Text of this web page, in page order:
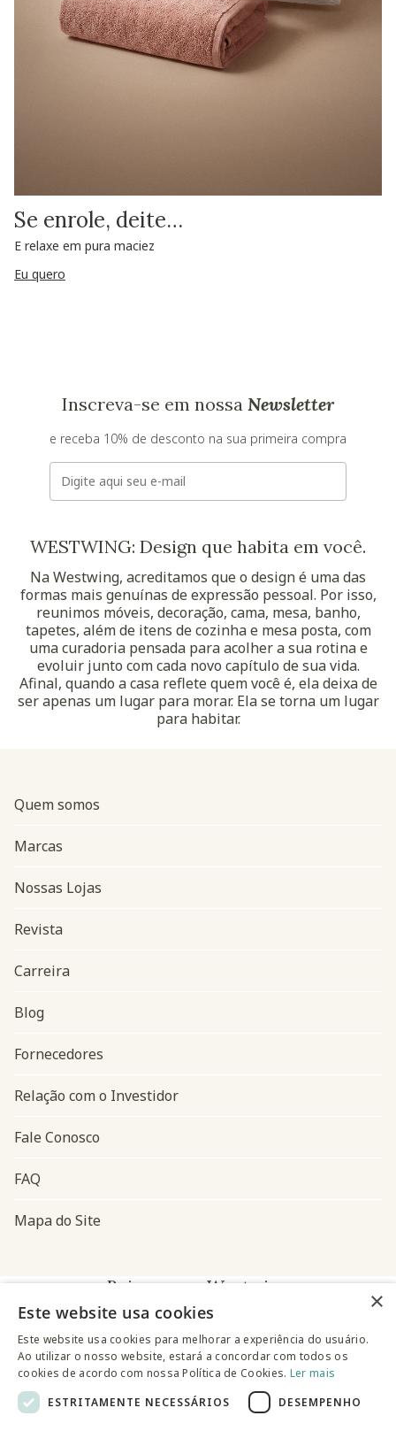
Se enrole, deite…
E relaxe em pura maciez
Eu quero
Inscreva-se em nossa Newsletter
e receba 10% de desconto na sua primeira compra
E-mail
WESTWING: Design que habita em você.
Na Westwing, acreditamos que o design é uma das
formas mais genuínas de expressão pessoal. Por isso,
reunimos móveis, decoração, cama, mesa, banho,
tapetes, além de itens de cozinha e mesa posta, com
uma curadoria pensada para acolher a sua rotina e
evoluir junto com cada novo capítulo de sua vida.
Afinal, quando a casa reflete quem você é, ela deixa de
ser apenas um lugar para morar. Ela se torna um lugar
para habitar.
Navegação do rodapé
Quem somos
Marcas
Nossas Lojas
Revista
Carreira
Blog
Fornecedores
Relação com o Investidor
Fale Conosco
FAQ
Mapa do Site
Baixe o app Westwing
×
Este website usa cookies
Este website usa cookies para melhorar a experiência do usuário.
Ao utilizar o nosso website, estará a concordar com todos os
cookies de acordo com nossa Política de Cookies. Ler mais
ESTRITAMENTE NECESSÁRIOS
DESEMPENHO